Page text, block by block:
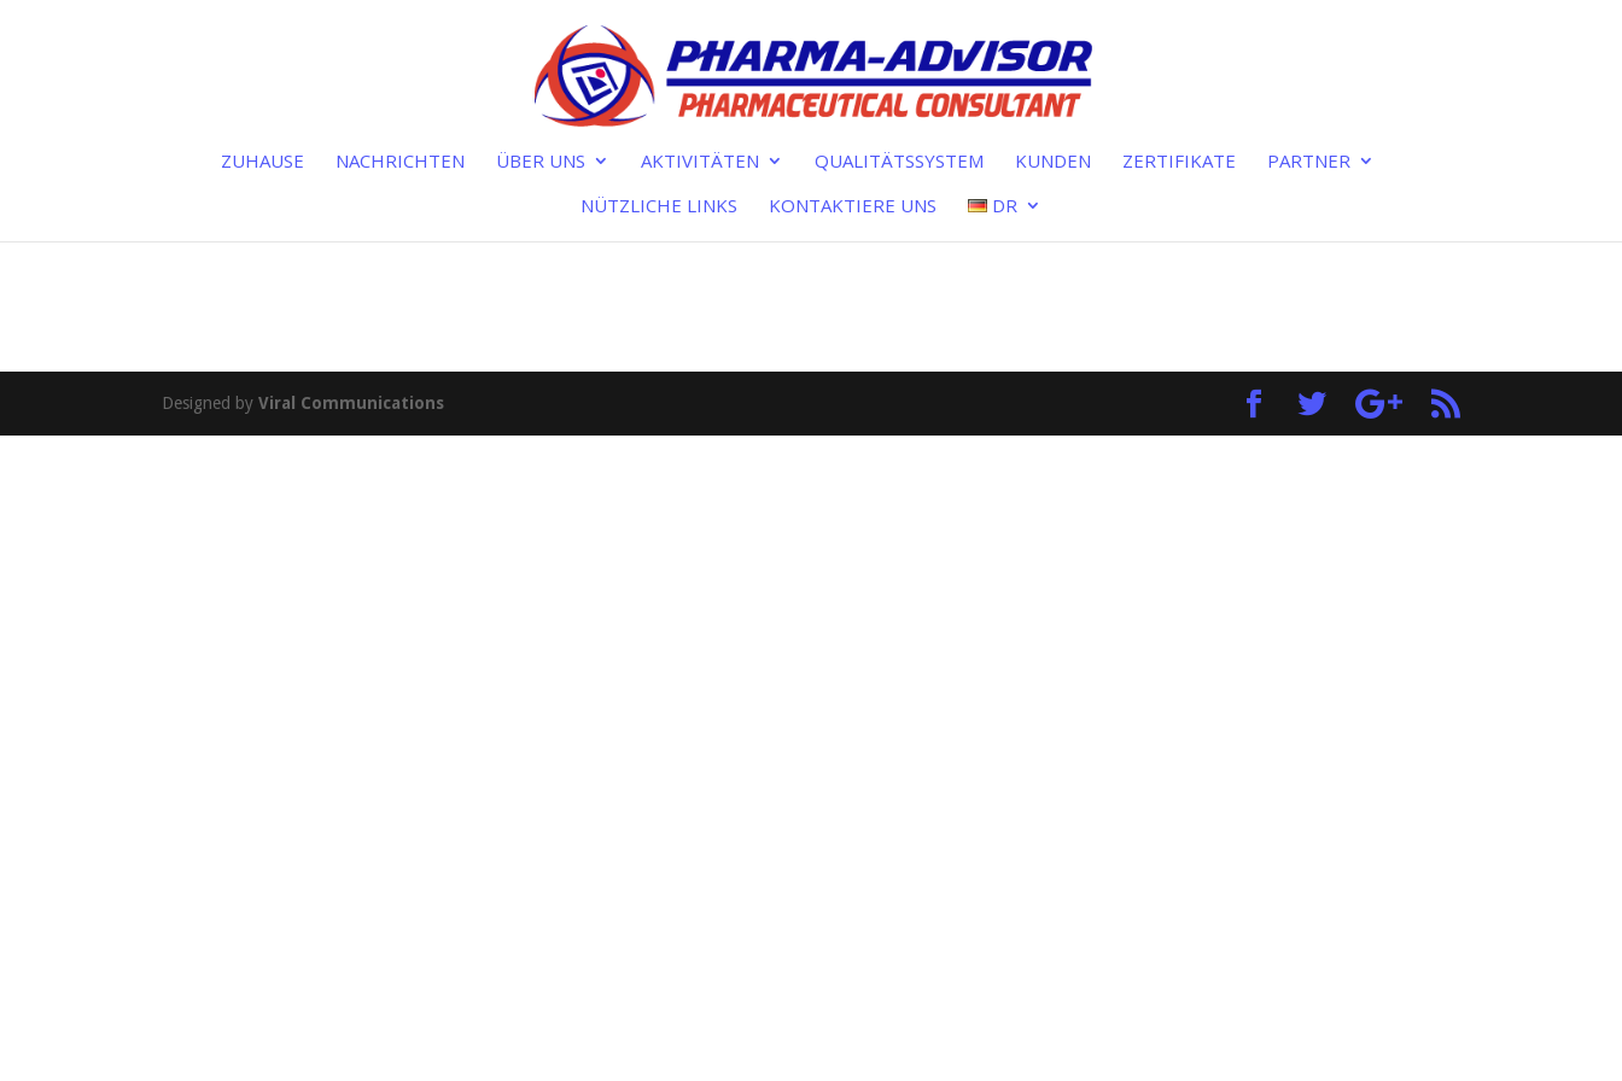
ZUHAUSE NACHRICHTEN ÜBER UNS AKTIVITÄTEN QUALITÄTSSYSTEM KUNDEN ZERTIFIKATE
PARTNER
NÜTZLICHE LINKS
KONTAKTIERE UNS DR
Designed byViral Communications